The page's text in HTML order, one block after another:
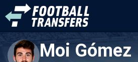
Moi Gómez